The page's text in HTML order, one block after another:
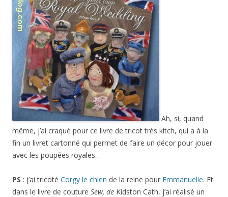
Ah, si, quand
même, j’ai craqué pour ce livre de tricot très kitch, qui a à la
fin un livret cartonné qui permet de faire un décor pour jouer
avec les poupées royales…
PS : j’ai tricoté Corgy le chien de la reine pour Emmanuelle. Et
dans le livre de couture Sew, de Kidston Cath, j’ai réalisé un